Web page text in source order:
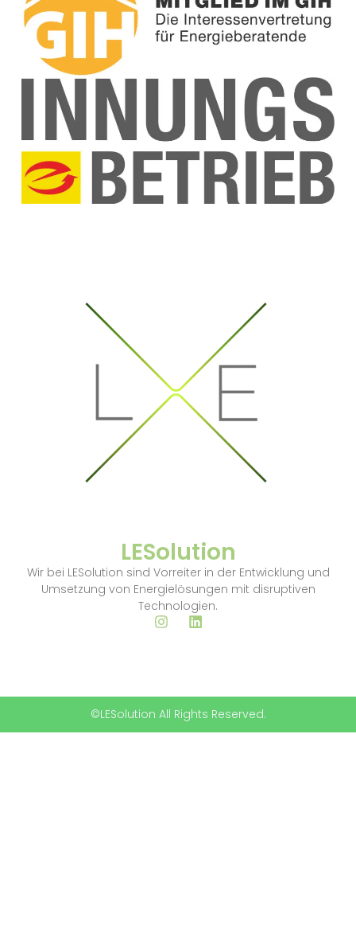
LESolution
Wir bei LESolution sind Vorreiter in der Entwicklung und
Umsetzung von Energielösungen mit disruptiven
Technologien.
©LESolution All Rights Reserved.